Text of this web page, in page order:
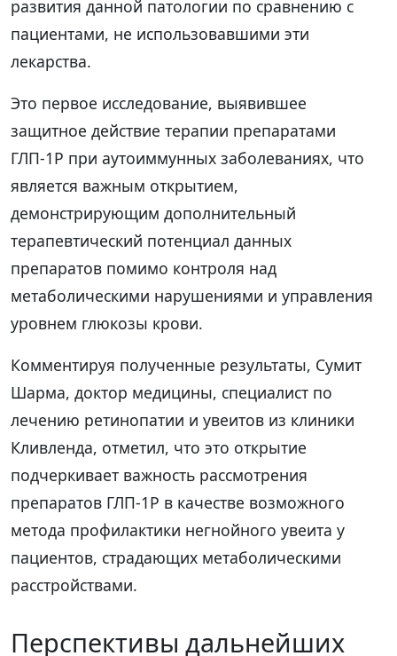
развития данной патологии по сравнению с
пациентами, не использовавшими эти
лекарства.
Это первое исследование, выявившее
защитное действие терапии препаратами
ГЛП-1Р при аутоиммунных заболеваниях, что
является важным открытием,
демонстрирующим дополнительный
терапевтический потенциал данных
препаратов помимо контроля над
метаболическими нарушениями и управления
уровнем глюкозы крови.
Комментируя полученные результаты, Сумит
Шарма, доктор медицины, специалист по
лечению ретинопатии и увеитов из клиники
Кливленда, отметил, что это открытие
подчеркивает важность рассмотрения
препаратов ГЛП-1Р в качестве возможного
метода профилактики негнойного увеита у
пациентов, страдающих метаболическими
расстройствами.
Перспективы дальнейших